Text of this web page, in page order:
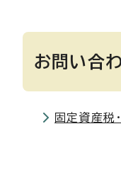
お問い合
固定資産税